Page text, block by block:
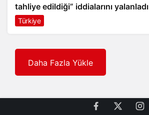
tahliye edildiği” iddialarını yalanladı
Türkiye
Daha Fazla Yükle